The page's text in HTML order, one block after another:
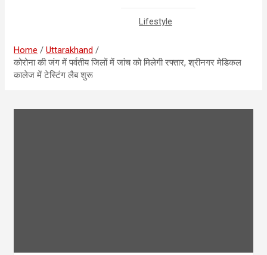
Lifestyle
Home
Uttarakhand
कोरोना की जंग में पर्वतीय जिलों में जांच को मिलेगी रफ्तार, श्रीनगर मेडिकल
कालेज में टेस्टिंग लैब शुरू